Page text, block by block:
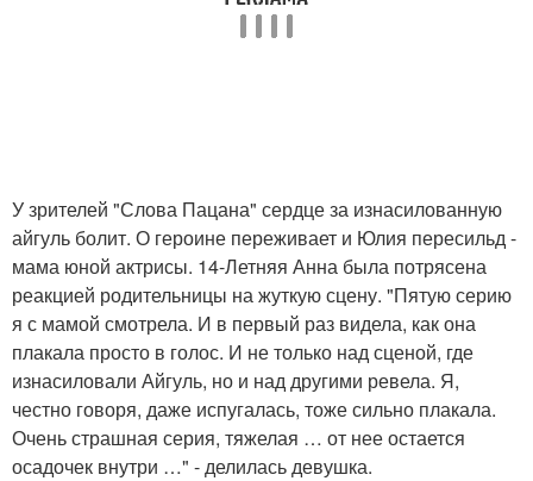
У зрителей "Слова Пацана" сердце за изнасилованную
айгуль болит. О героине переживает и Юлия пересильд -
мама юной актрисы. 14-Летняя Анна была потрясена
реакцией родительницы на жуткую сцену. "Пятую серию
я с мамой смотрела. И в первый раз видела, как она
плакала просто в голос. И не только над сценой, где
изнасиловали Айгуль, но и над другими ревела. Я,
честно говоря, даже испугалась, тоже сильно плакала.
Очень страшная серия, тяжелая … от нее остается
осадочек внутри …" - делилась девушка.